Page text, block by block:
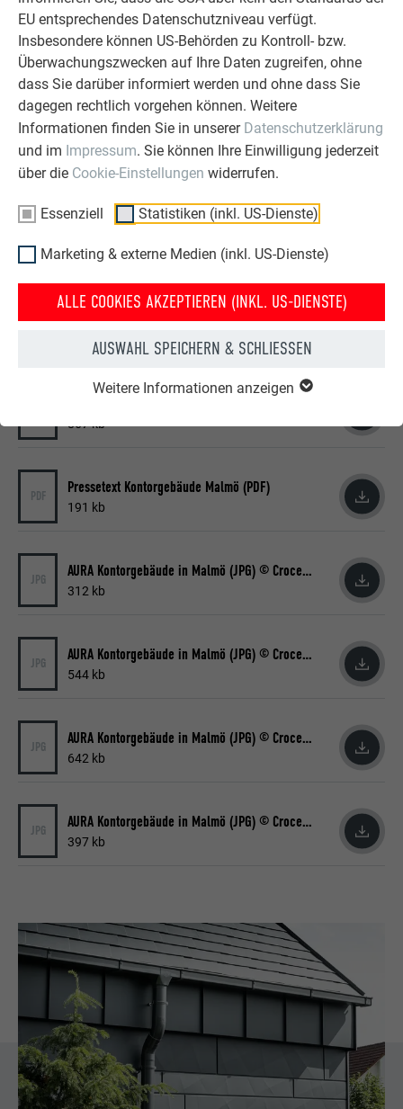
EU entsprechendes Datenschutzniveau verfügt.
Insbesondere können US-Behörden zu Kontroll- bzw.
Überwachungszwecken auf Ihre Daten zugreifen, ohne
dass Sie darüber informiert werden und ohne dass Sie
dagegen rechtlich vorgehen können. Weitere
Informationen finden Sie in unserer Datenschutzerklärung
und im Impressum. Sie können Ihre Einwilligung jederzeit
über die Cookie-Einstellungen widerrufen.
Essenziell Statistiken (inkl. US-Dienste)
Marketing & externe Medien (inkl. US-Dienste)
ALLE COOKIES AKZEPTIEREN (INKL. US-DIENSTE)
AUSWAHL SPEICHERN & SCHLIESSEN
Weitere Informationen anzeigen
Die Prefa Aluminiumprodukte GmbH ist europaweit seit über
70 Jahren mit der Entwicklung, Produktion und Vermarktung
von Dach- und Fassadensystemen aus Aluminium
erfolgreich. Insgesamt beschäftigt die Prefa Gruppe rund
640 Mitarbeiter. Die Produktion der über 5.000 hochwertigen
Produkte erfolgt ausschließlich in Österreich und
Deutschland. Prefa ist Teil der Unternehmensgruppe des
Industriellen Dr. Cornelius Grupp, die weltweit über
8.000 Mitarbeiter in über 40 Produktionsstandorten
beschäftigt.
PRESSETEXT ZUM OBJEKT
867 kb
PDF Pressetext Kontorgebäude Malmö (PDF)
191 kb
JPG AURA Kontorgebäude in Malmö (JPG) © Croce & Wir
312 kb
JPG AURA Kontorgebäude in Malmö (JPG) © Croce & Wir
544 kb
JPG AURA Kontorgebäude in Malmö (JPG) © Croce & Wir
642 kb
JPG AURA Kontorgebäude in Malmö (JPG) © Croce & Wir
397 kb